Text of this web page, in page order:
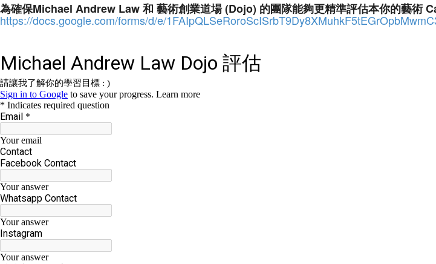
為確保Michael Andrew Law 和 藝術創業道場 (Dojo) 的團隊能夠更精準評估本你的藝術
https://docs.google.com/forms/d/e/